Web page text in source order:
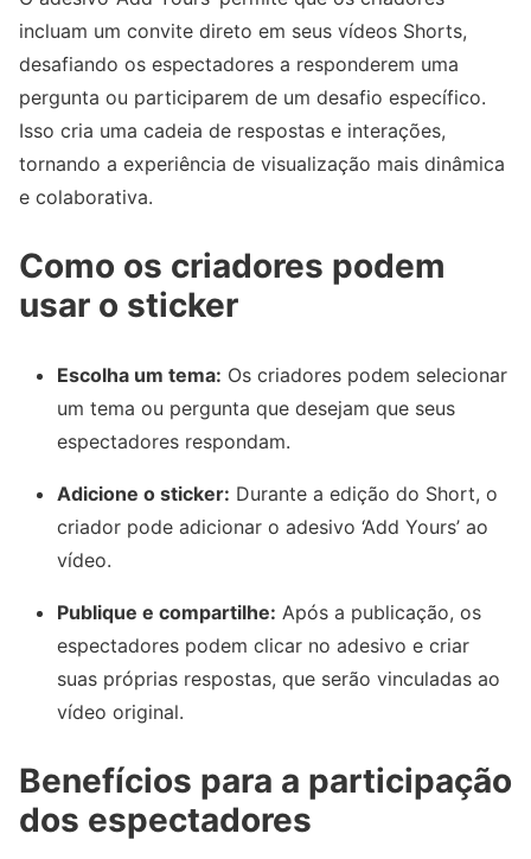
incluam um convite direto em seus vídeos Shorts,
desafiando os espectadores a responderem uma
pergunta ou participarem de um desafio específico.
Isso cria uma cadeia de respostas e interações,
tornando a experiência de visualização mais dinâmica
e colaborativa.
Como os criadores podem
usar o sticker
Escolha um tema: Os criadores podem selecionar
um tema ou pergunta que desejam que seus
espectadores respondam.
Adicione o sticker: Durante a edição do Short, o
criador pode adicionar o adesivo ‘Add Yours’ ao
vídeo.
Publique e compartilhe: Após a publicação, os
espectadores podem clicar no adesivo e criar
suas próprias respostas, que serão vinculadas ao
vídeo original.
Benefícios para a participação
dos espectadores